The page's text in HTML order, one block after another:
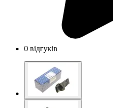
0 відгуків